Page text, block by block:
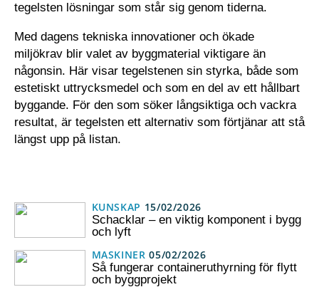
tegelsten lösningar som står sig genom tiderna.
Med dagens tekniska innovationer och ökade
miljökrav blir valet av byggmaterial viktigare än
någonsin. Här visar tegelstenen sin styrka, både som
estetiskt uttrycksmedel och som en del av ett hållbart
byggande. För den som söker långsiktiga och vackra
resultat, är tegelsten ett alternativ som förtjänar att stå
längst upp på listan.
KUNSKAP 15/02/2026
Schacklar – en viktig komponent i bygg
och lyft
MASKINER 05/02/2026
Så fungerar containeruthyrning för flytt
och byggprojekt